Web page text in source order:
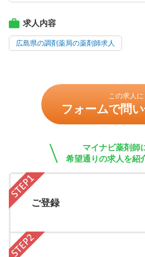
求人内容
広島県の調剤薬局の薬剤師求人
この求人に
フォームで問
マイナビ薬剤師
希望通りの求人を紹
ご登録